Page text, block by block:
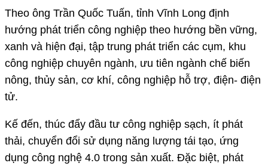
Theo ông Trần Quốc Tuấn, tỉnh Vĩnh Long định
hướng phát triển công nghiệp theo hướng bền vững,
xanh và hiện đại, tập trung phát triển các cụm, khu
công nghiệp chuyên ngành, ưu tiên ngành chế biến
nông, thủy sản, cơ khí, công nghiệp hỗ trợ, điện- điện
tử.
Kế đến, thúc đẩy đầu tư công nghiệp sạch, ít phát
thải, chuyển đổi sử dụng năng lượng tái tạo, ứng
dụng công nghệ 4.0 trong sản xuất. Đặc biệt, phát